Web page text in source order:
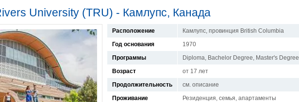
University (TRU) - Камлупс, Канада
Расположение
Камлупс, провинция British Columbia
Год основания
1970
Программы
Diploma, Bachelor Degree, Master's Degree
Возраст
от 17 лет
Продолжительность
см. описание
Проживание
Резиденция, семья, апартаменты